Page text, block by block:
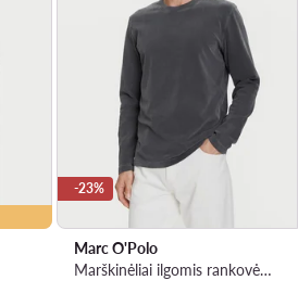
-23%
Marc O'Polo
Marškinėliai ilgomis rankovėmis · Pilka